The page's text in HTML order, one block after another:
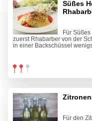
Süßes
Für
zuerst Rhabarber von der
in einer Backschüssel
Für den